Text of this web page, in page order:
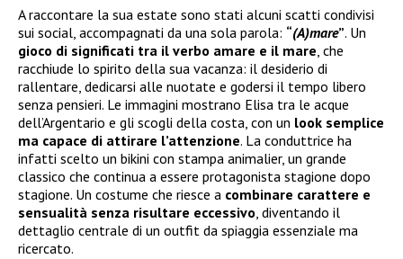
A raccontare la sua estate sono stati alcuni scatti condivisi
sui social, accompagnati da una sola parola: “(A)mare”. Un
gioco di significati tra il verbo amare e il mare, che
racchiude lo spirito della sua vacanza: il desiderio di
rallentare, dedicarsi alle nuotate e godersi il tempo libero
senza pensieri. Le immagini mostrano Elisa tra le acque
dell’Argentario e gli scogli della costa, con un look semplice
ma capace di attirare l’attenzione. La conduttrice ha
infatti scelto un bikini con stampa animalier, un grande
classico che continua a essere protagonista stagione dopo
stagione. Un costume che riesce a combinare carattere e
sensualità senza risultare eccessivo, diventando il
dettaglio centrale di un outfit da spiaggia essenziale ma
ricercato.